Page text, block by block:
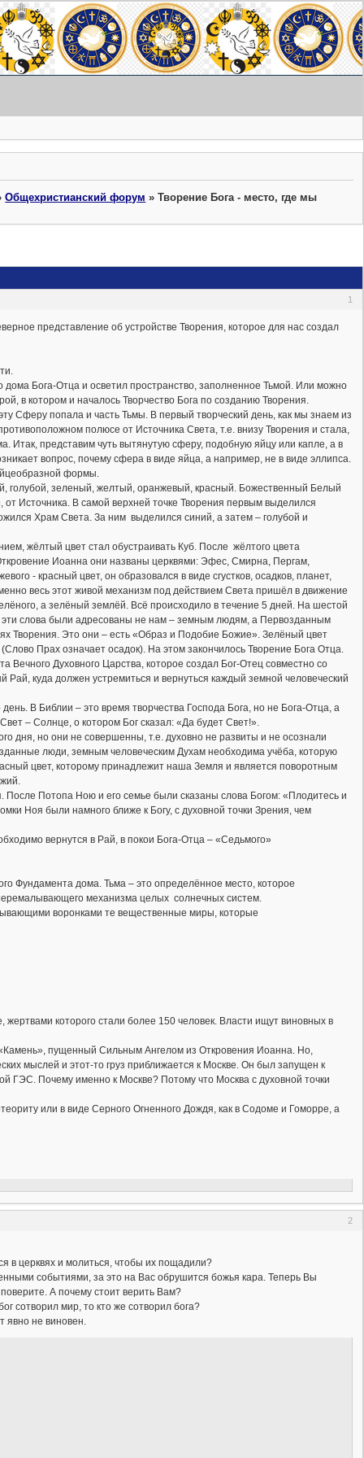
Общехристианский форум »Творение Бога - место, где мы
1
представление об устройстве Творения, которое для нас создал
Бога-Отца и осветил пространство, заполненное Тьмой. Или можно
в котором и началось Творчество Бога по созданию Творения.
Сферу попала и часть Тьмы. В первый творческий день, как мы знаем из
полюсе от Источника Света, т.е. внизу Творения и стала,
Итак, представим чуть вытянутую сферу, подобную яйцу или капле, а в
вопрос, почему сфера в виде яйца, а например, не в виде эллипса.
формы.
голубой, зеленый, желтый, оранжевый, красный. Божественный Белый
Источника. В самой верхней точке Творения первым выделился
Храм Света. За ним выделился синий, а затем – голубой и
жёлтый цвет стал обустраивать Куб. После жёлтого цвета
Иоанна они названы церквями: Эфес, Смирна, Пергам,
- красный цвет, он образовался в виде сгустков, осадков, планет,
весь этот живой механизм под действием Света пришёл в движение
а зелёный землёй. Всё происходило в течение 5 дней. На шестой
слова были адресованы не нам – земным людям, а Первозданным
Творения. Это они – есть «Образ и Подобие Божие». Зелёный цвет
Прах означает осадок). На этом закончилось Творение Бога Отца.
Духовного Царства, которое создал Бог-Отец совместно со
куда должен устремиться и вернуться каждый земной человеческий
В Библии – это время творчества Господа Бога, но не Бога-Отца, а
– Солнце, о котором Бог сказал: «Да будет Свет!».
дня, но они не совершенны, т.е. духовно не развиты и не осознали
люди, земным человеческим Духам необходима учёба, которую
цвет, которому принадлежит наша Земля и является поворотным
Потопа Ною и его семье были сказаны слова Богом: «Плодитесь и
Ноя были намного ближе к Богу, с духовной точки Зрения, чем
вернутся в Рай, в покои Бога-Отца – «Седьмого»
Фундамента дома. Тьма – это определённое место, которое
механизма целых солнечных систем.
воронками те вещественные миры, которые
которого стали более 150 человек. Власти ищут виновных в
«Камень», пущенный Сильным Ангелом из Откровения Иоанна. Но,
мыслей и этот-то груз приближается к Москве. Он был запущен к
ГЭС. Почему именно к Москве? Потому что Москва с духовной точки
или в виде Серного Огненного Дождя, как в Содоме и Гоморре, а
2
в церквях и молиться, чтобы их пощадили?
событиями, за это на Вас обрушится божья кара. Теперь Вы
А почему стоит верить Вам?
сотворил мир, то кто же сотворил бога?
явно не виновен.